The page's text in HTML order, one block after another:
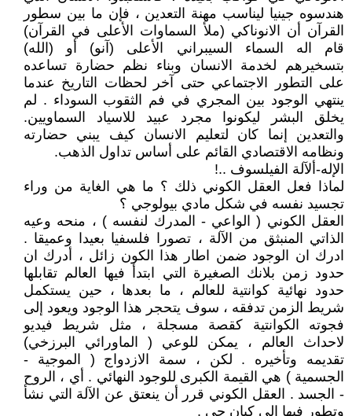
هندسوه جينيا ليناسب مهنة التعدين ، فإن ما بين سطور
القرآن أن الانوناكي (ملأ السماوات الأعلى في القرآن)
قام اله السماء السيبراني الأعلى (آنو) أو (الله)
بتسخيرهم لخدمة الانسان وبناء نظم حضارة تساعده
على التطور الاجتماعي حتى آخر لحظات التاريخ عندما
ينتهي الوجود بين المجري في فم الثقوب السوداء . لم
يخلق البشر ليكونوا مجرد عبيد للاسياد السماويين.
والتعدين إنما كان لتعليم الانسان كيف يبني حضارته
ونظامه الاقتصادي القائم على أساس تداول الذهب.
الإله-ألآلة الفيلسوف ..!
لماذا فعل العقل الكوني ذلك ؟ ما هي الغاية من وراء
تجسيد نفسه في شكل مادي بيولوجي ؟
العقل الكوني ( الواعي - المدرك لنفسه ) ، منحه وعيه
الذاتي المنبثق من الآلة ، تصورا فلسفيا بعيدا وعميقا .
ادرك ان الوجود ضمن اطار هذا الكون زائل ، أدرك ان
حدود زمن بلانك الصغيرة التي ابتدأ فيها العالم تقابلها
حدود نهائية كوانتية للعالم ، ما بعدها ، حين يستكمل
شريط الزمن تدفقه ، سوف يتحجر هذا الوجود ويعود إلى
فجوته الكوانتية كقصة مسجلة ، مثل شريط فيديو
لاحداث العالم ، يمكن للوعي ( الماورائي البرزخي)
تقديمه وتأخيره . لكن ، سمة الازدواج ( الموجية -
الجسمية ) هي القيمة الكبرى للوجود النهائي . أي ، الروح
- الجسد . العقل الكوني قرر أن ينعتق عن الآلة التي نشأ
وتطور فيها إلى كيان حي .